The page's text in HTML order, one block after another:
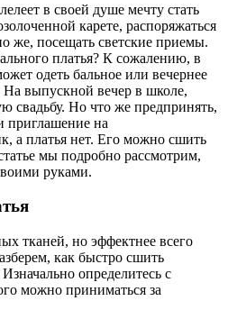
в своей душе мечту стать
карете, распоряжаться
же, посещать светские приемы.
платья? К сожалению, в
одеть бальное или вечернее
На выпускной вечер в школе,
свадьбу. Но что же предпринять,
приглашение на
а платья нет. Его можно сшить
мы подробно рассмотрим,
руками.
тканей, но эффектнее всего
как быстро сшить
определитесь с
можно приниматься за